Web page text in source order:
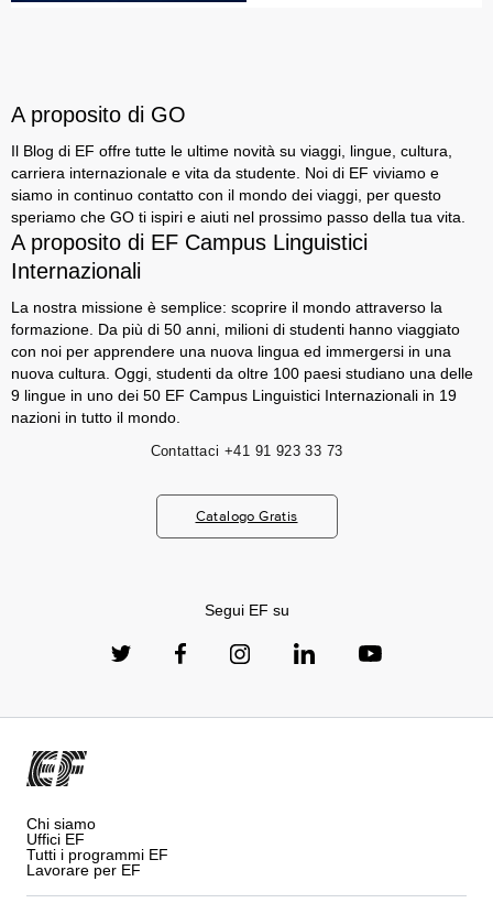
A proposito di GO
Il Blog di EF offre tutte le ultime novità su viaggi, lingue, cultura,
carriera internazionale e vita da studente. Noi di EF viviamo e
siamo in continuo contatto con il mondo dei viaggi, per questo
speriamo che GO ti ispiri e aiuti nel prossimo passo della tua vita.
A proposito di EF Campus Linguistici
Internazionali
La nostra missione è semplice: scoprire il mondo attraverso la
formazione. Da più di 50 anni, milioni di studenti hanno viaggiato
con noi per apprendere una nuova lingua ed immergersi in una
nuova cultura. Oggi, studenti da oltre 100 paesi studiano una delle
9 lingue in uno dei 50 EF Campus Linguistici Internazionali in 19
nazioni in tutto il mondo.
Contattaci +41 91 923 33 73
Catalogo Gratis
Segui EF su
Chi siamo
Uffici EF
Tutti i programmi EF
Lavorare per EF